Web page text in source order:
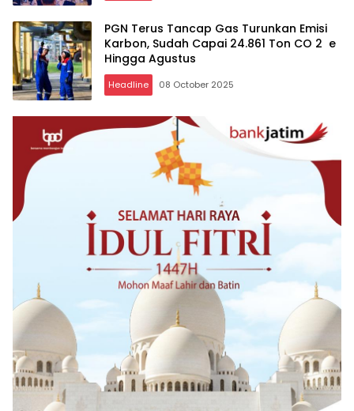
PGN Terus Tancap Gas Turunkan Emisi
Karbon, Sudah Capai 24.861 Ton CO 2 ​ e
Hingga Agustus
Headline 08 October 2025